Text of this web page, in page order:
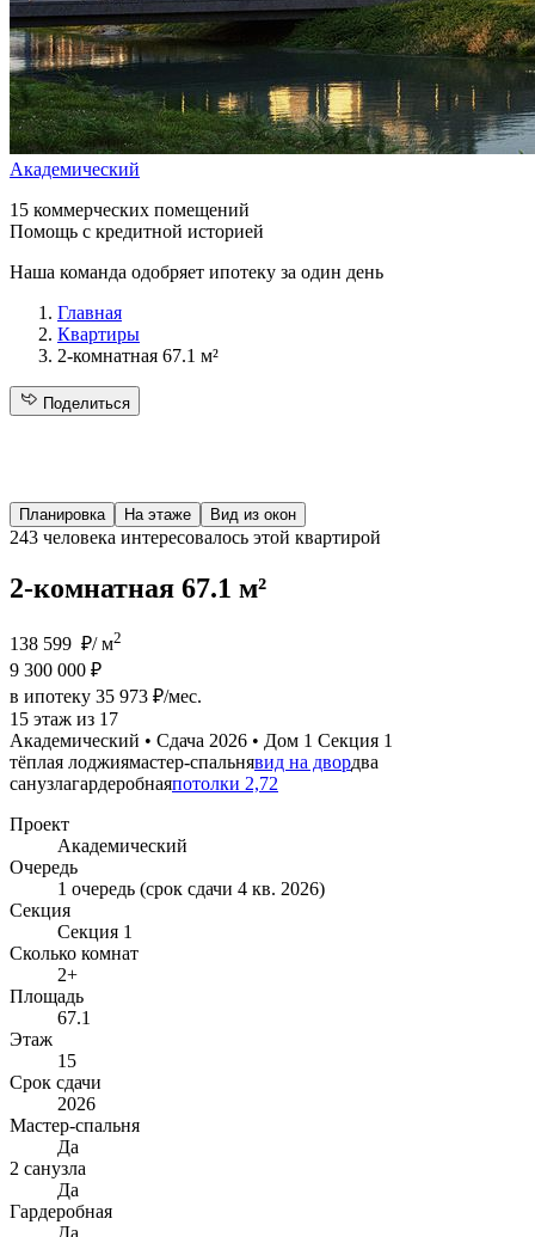
Академический
15 коммерческих помещений
Помощь с кредитной историей
Наша команда одобряет ипотеку за один день
Главная
Квартиры
2-комнатная 67.1 м²
Поделиться
Планировка На этаже Вид из окон
243 человека интересовалось этой квартирой
2-комнатная 67.1 м²
138 599 ₽/ м2
9 300 000 ₽
в ипотеку 35 973 ₽/мес.
15 этаж из 17
Академический • Сдача 2026 • Дом 1 Секция 1
тёплая лоджиямастер-спальнявид на двордва
санузлагардеробнаяпотолки 2,72
Проект
Академический
Очередь
1 очередь (срок сдачи 4 кв. 2026)
Секция
Секция 1
Сколько комнат
2+
Площадь
67.1
Этаж
15
Срок сдачи
2026
Мастер-спальня
Да
2 санузла
Да
Гардеробная